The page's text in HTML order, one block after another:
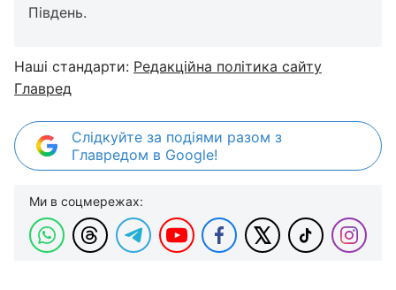
Південь.
Наші стандарти: Редакційна політика сайту
Главред
Слідкуйте за подіями разом з
Главредом в Google!
Ми в соцмережах: